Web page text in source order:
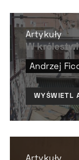
Artykuły
W
Andrzej
WYŚWIETL